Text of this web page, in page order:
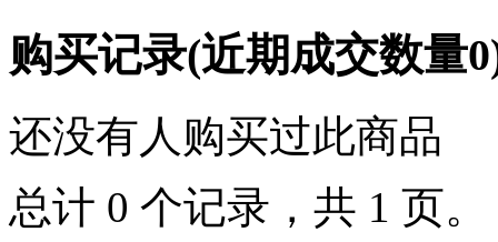
购买记录(近期成交数量0
还没有人购买过此商品
总计 0 个记录，共 1 页。